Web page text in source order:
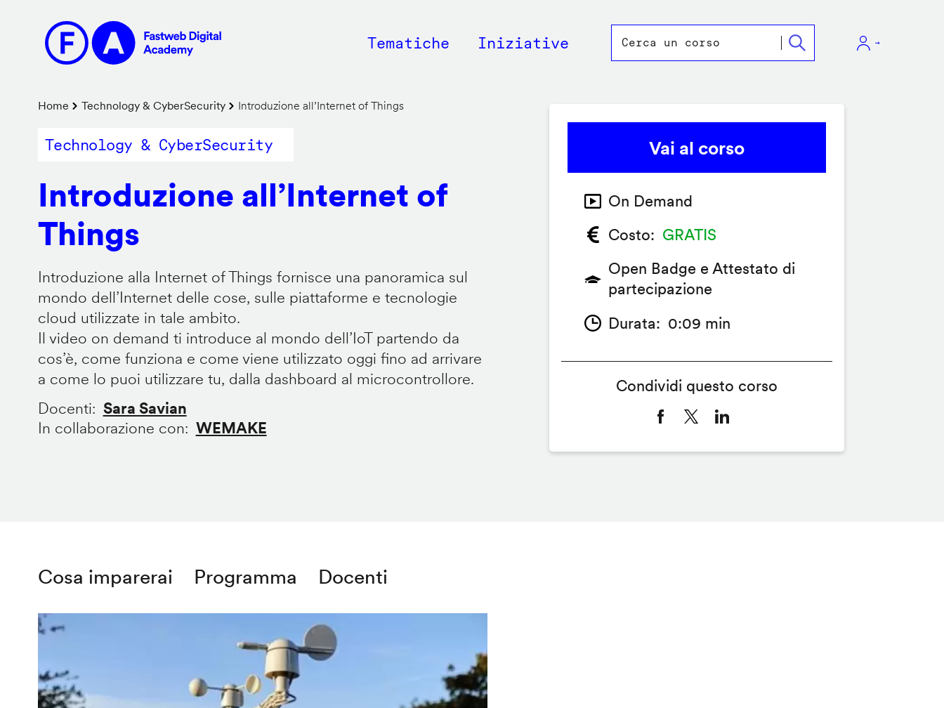
contenuto
principale
Main
Tematiche Iniziative
Briciole
di
Home Technology & CyberSecurity Introduzione all’Internet of Things
Technology & CyberSecurity
Introduzione all’Internet of
Things
Introduzione alla Internet of Things fornisce una panoramica sul
mondo dell’Internet delle cose, sulle piattaforme e tecnologie
cloud utilizzate in tale ambito.
Il video on demand ti introduce al mondo dell’IoT partendo da
cos’è, come funziona e come viene utilizzato oggi fino ad arrivare
a come lo puoi utilizzare tu, dalla dashboard al microcontrollore.
Docenti
Sara Savian
In collaborazione con
WEMAKE
Cosa imparerai Programma Docenti
Vai al corso
On Demand
Costo
GRATIS
Open Badge e Attestato di
partecipazione
Durata
0:09 min
Condividi questo corso